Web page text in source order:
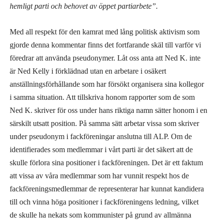
hemligt parti och behovet av öppet partiarbete”.
Med all respekt för den kamrat med lång politisk aktivism som
gjorde denna kommentar finns det fortfarande skäl till varför vi
föredrar att använda pseudonymer. Låt oss anta att Ned K. inte
är Ned Kelly i förklädnad utan en arbetare i osäkert
anställningsförhållande som har försökt organisera sina kollegor
i samma situation. Att tillskriva honom rapporter som de som
Ned K. skriver för oss under hans riktiga namn sätter honom i en
särskilt utsatt position. På samma sätt arbetar vissa som skriver
under pseudonym i fackföreningar anslutna till ALP. Om de
identifierades som medlemmar i vårt parti är det säkert att de
skulle förlora sina positioner i fackföreningen. Det är ett faktum
att vissa av våra medlemmar som har vunnit respekt hos de
fackföreningsmedlemmar de representerar har kunnat kandidera
till och vinna höga positioner i fackföreningens ledning, vilket
de skulle ha nekats som kommunister på grund av allmänna